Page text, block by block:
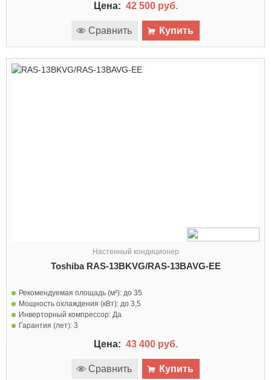
Цена: 42 500 руб.
Сравнить Купить
Настенный кондиционер
Toshiba RAS-13BKVG/RAS-13BAVG-EE
Рекомендуемая площадь (м²): до 35
Мощность охлаждения (кВт): до 3,5
Инверторный компрессор: Да
Гарантия (лет): 3
Цена: 43 400 руб.
Сравнить Купить